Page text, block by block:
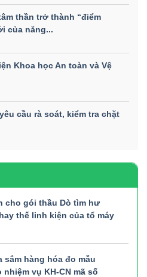
thần trở thành “điểm
của năng...
Khoa học An toàn và Vệ
cầu rà soát, kiểm tra chặt
cho gói thầu Dò tìm hư
thế linh kiện của tổ máy
sắm hàng hóa đo mẫu
vụ KH-CN mã số